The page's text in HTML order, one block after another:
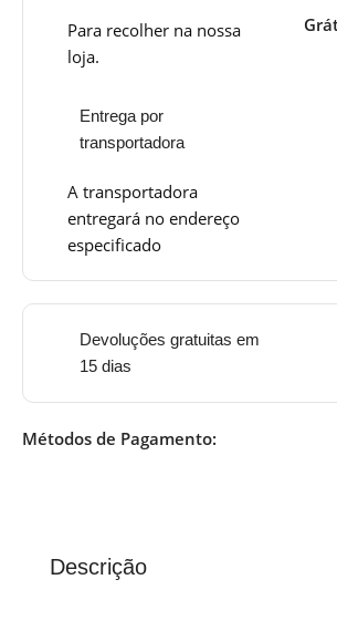
Para recolher na nossa
loja.
Entrega por
transportadora
A transportadora
entregará no endereço
especificado
Devoluções gratuitas em
15 dias
Métodos de Pagamento:
Descrição